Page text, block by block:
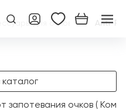
для очков Stax Anti-